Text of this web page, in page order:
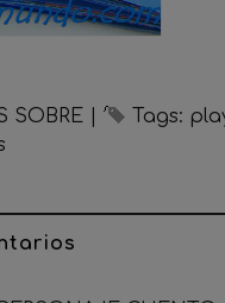
SOBRE Tags: